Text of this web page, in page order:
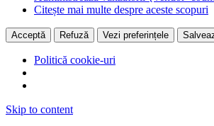
Citește mai multe despre aceste scopuri
Acceptă Refuză Vezi preferințele
Politică cookie-uri
Skip to content